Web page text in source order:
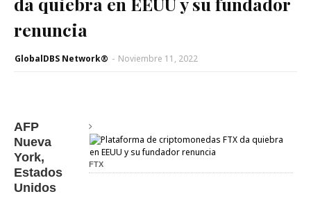
renuncia
GlobalDBS Network® - Noviembre 11, 2022
FTX
AFP
Nueva
York,
Estados
Unidos